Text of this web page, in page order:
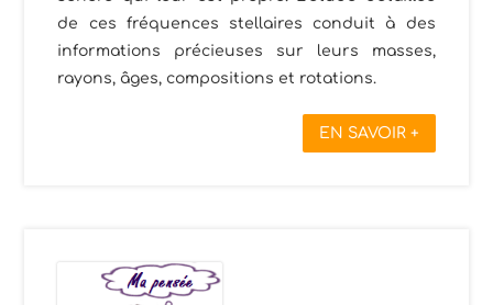
de ces fréquences stellaires conduit à des
informations précieuses sur leurs masses,
rayons, âges, compositions et rotations.
EN SAVOIR +